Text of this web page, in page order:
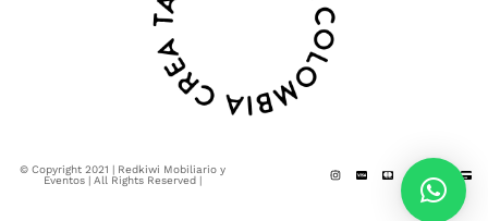
© Copyright 2021 | Redkiwi Mobiliario y
Eventos | All Rights Reserved |